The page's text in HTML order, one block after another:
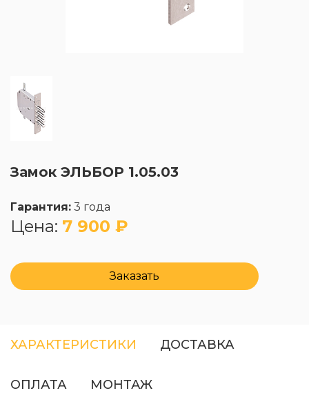
Замок ЭЛЬБОР 1.05.03
Гарантия: 3 года
Цена: 7 900 ₽
Заказать
ХАРАКТЕРИСТИКИ ДОСТАВКА
ОПЛАТА МОНТАЖ